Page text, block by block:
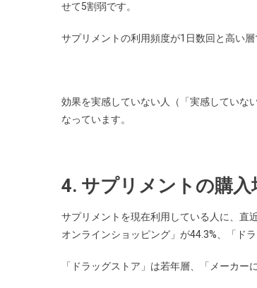
せて5割弱です。
サプリメントの利用頻度が1日数回と高い
効果を実感していない人（「実感していな
なっています。
4. サプリメントの購入
サプリメントを現在利用している人に、直
オンラインショッピング」が44.3%、「ド
「ドラッグストア」は若年層、「メーカー